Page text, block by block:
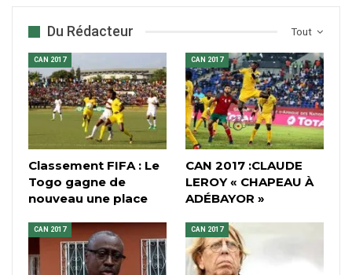
Tout
Du Rédacteur
CAN 2017
Classement FIFA : Le
Togo gagne de
nouveau une place
CAN 2017
CAN 2017 :CLAUDE
LEROY « CHAPEAU À
ADÉBAYOR »
CAN 2017 CAN 2017